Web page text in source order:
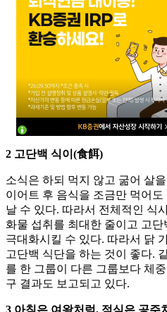
2 고단백 식이(食餌)
소식은 하되 먹지 않고 굶어 살
이어트 후 음식을 조금만 먹어도
날 수 있다. 따라서 전체적인 식
화물 섭취를 최대한 줄이고 고
극대화시킬 수 있다. 따라서 닭
고단백 식단을 하는 것이 좋다.
를 한 그룹이 다른 그룹보다 체
구 결과도 보고되고 있다.